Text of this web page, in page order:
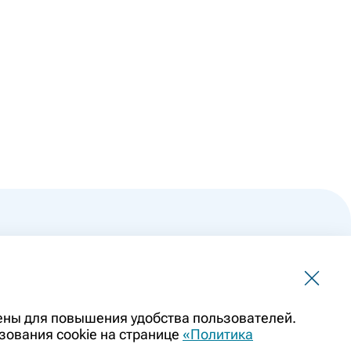
должна использоваться для самостоятельной
заменой очной консультации врача. Перед применением
препарата. Информация о лекарственных
для повышения удобства пользователей.
cookie на странице «Политика